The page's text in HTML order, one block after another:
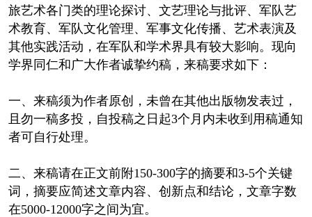
旅艺术各门类的理论探讨、文艺理论与批评、军队艺
术教育、军队文化管理、军事文化传播、艺术表演及
其他实践活动，在军队和学术界具有较大影响。现向
学界同仁和广大作者诚挚约稿，来稿要求如下：
一、来稿须为作者原创，未曾在其他出版物发表过，
且勿一稿多投，自投稿之日起3个月内未收到用稿通知
者可自行处理。
二、来稿请在正文前附150-300字的摘要和3-5个关键
词，摘要应简述文章内容、创新点和结论，文章字数
在5000-12000字之间为宜。